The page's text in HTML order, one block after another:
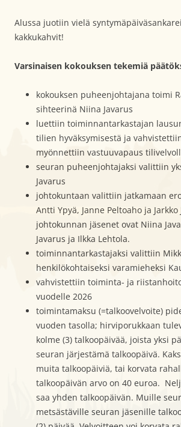
Alussa juotiin vielä
kakkukahvit!
Varsinaisen kokouksen tekemiä
kokouksen puheenjohtajana toimi
sihteerinä Niina Javarus
luettiin toiminnantarkastajan
tilien hyväksymisestä ja
myönnettiin vastuuvapaus
seuran puheenjohtajaksi valittiin
Javarus
johtokuntaan valittiin jatkamaan
Antti Ypyä, Janne Peltoaho ja
johtokunnan jäsenet ovat Niina
Javarus ja Ilkka Lehtola.
toiminnantarkastajaksi valittiin
henkilökohtaiseksi varamieheksi
vahvistettiin toiminta- ja
vuodelle 2026
toimintamaksu (=talkoovelvoite)
vuoden tasolla; hirviporukkaan
kolme (3) talkoopäivää, joista yksi
seuran järjestämä talkoopäivä.
muita talkoopäiviä, tai korvata
talkoopäivän arvo on 40 euroa.
saa yhden talkoopäivän. Muille
metsästäville seuran jäsenille